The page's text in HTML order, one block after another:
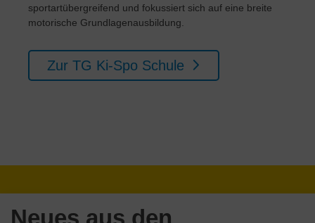
sportartübergreifend und fokussiert sich auf eine breite
motorische Grundlagenausbildung.
Zur TG Ki-Spo Schule